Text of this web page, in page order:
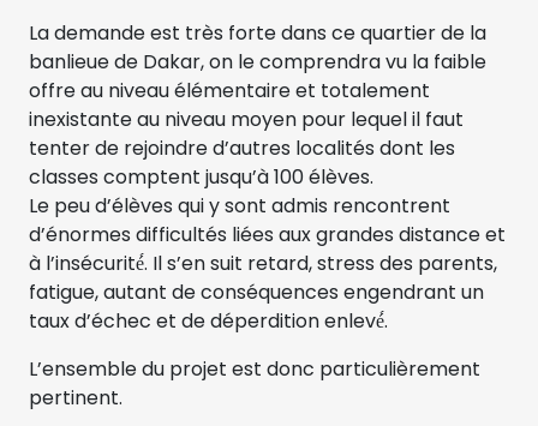
La demande est très forte dans ce quartier de la
banlieue de Dakar, on le comprendra vu la faible
offre au niveau élémentaire et totalement
inexistante au niveau moyen pour lequel il faut
tenter de rejoindre d’autres localités dont les
classes comptent jusqu’à 100 élèves.
Le peu d’élèves qui y sont admis rencontrent
d’énormes difficultés liées aux grandes distance et
à l’insécurité́. Il s’en suit retard, stress des parents,
fatigue, autant de conséquences engendrant un
taux d’échec et de déperdition enlevé́.
L’ensemble du projet est donc particulièrement
pertinent.